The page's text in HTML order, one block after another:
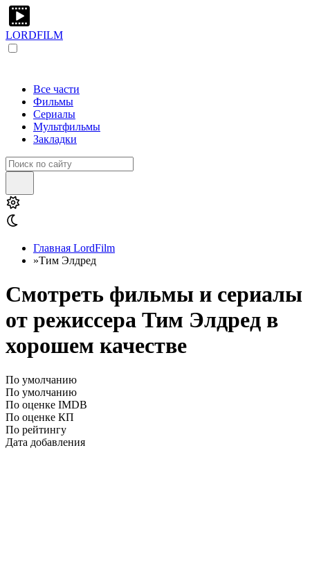
LORDFILM
Все части
Фильмы
Сериалы
Мультфильмы
Закладки
Главная LordFilm
»Тим Элдред
Смотреть фильмы и сериалы
от режиссера Тим Элдред в
хорошем качестве
По умолчанию
По умолчанию
По оценке IMDB
По оценке КП
По рейтингу
Дата добавления